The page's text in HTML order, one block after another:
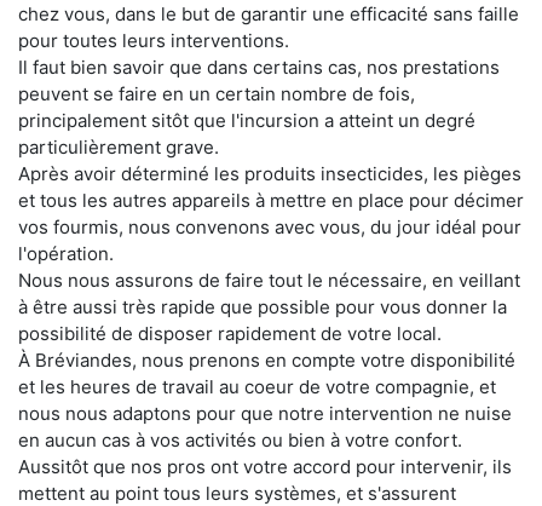
chez vous, dans le but de garantir une efficacité sans faille
pour toutes leurs interventions.
Il faut bien savoir que dans certains cas, nos prestations
peuvent se faire en un certain nombre de fois,
principalement sitôt que l'incursion a atteint un degré
particulièrement grave.
Après avoir déterminé les produits insecticides, les pièges
et tous les autres appareils à mettre en place pour décimer
vos fourmis, nous convenons avec vous, du jour idéal pour
l'opération.
Nous nous assurons de faire tout le nécessaire, en veillant
à être aussi très rapide que possible pour vous donner la
possibilité de disposer rapidement de votre local.
À Bréviandes, nous prenons en compte votre disponibilité
et les heures de travail au coeur de votre compagnie, et
nous nous adaptons pour que notre intervention ne nuise
en aucun cas à vos activités ou bien à votre confort.
Aussitôt que nos pros ont votre accord pour intervenir, ils
mettent au point tous leurs systèmes, et s'assurent